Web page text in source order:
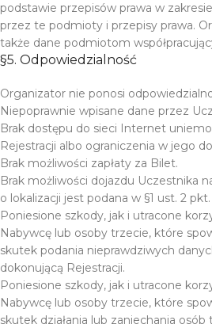
podstawie przepisów prawa w
przez te podmioty i przepisy prawa.
także dane podmiotom
§5. Odpowiedzialność
Organizator nie ponosi
Niepoprawnie wpisane dane przez
Brak dostępu do sieci Internet
Rejestracji albo ograniczenia w jego
Brak możliwości zapłaty za Bilet.
Brak możliwości dojazdu Uczestnika
o lokalizacji jest podana w §1 ust. 2 pkt.
Poniesione szkody, jak i utracone
Nabywcę lub osoby trzecie, które
skutek podania nieprawdziwych
dokonującą Rejestracji.
Poniesione szkody, jak i utracone
Nabywcę lub osoby trzecie, które
skutek działania lub zaniechania